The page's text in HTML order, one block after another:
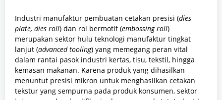
Industri manufaktur pembuatan cetakan presisi (dies
plate, dies roll) dan rol bermotif (embossing roll)
merupakan sektor hulu teknologi manufaktur tingkat
lanjut (advanced tooling) yang memegang peran vital
dalam rantai pasok industri kertas, tisu, tekstil, hingga
kemasan makanan. Karena produk yang dihasilkan
menuntut presisi mikron untuk menghasilkan cetakan
tekstur yang sempurna pada produk konsumen, sektor